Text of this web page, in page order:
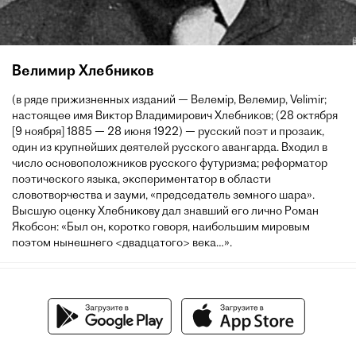
Велимир Хлебников
(в ряде прижизненных изданий — Велемір, Велемир, Velimir;
настоящее имя Виктор Владимирович Хлебников; (28 октября
[9 ноября] 1885 — 28 июня 1922) — русский поэт и прозаик,
один из крупнейших деятелей русского авангарда. Входил в
число основоположников русского футуризма; реформатор
поэтического языка, экспериментатор в области
словотворчества и зауми, «председатель земного шара».
Высшую оценку Хлебникову дал знавший его лично Роман
Якобсон: «Был он, коротко говоря, наибольшим мировым
поэтом нынешнего <двадцатого> века…».